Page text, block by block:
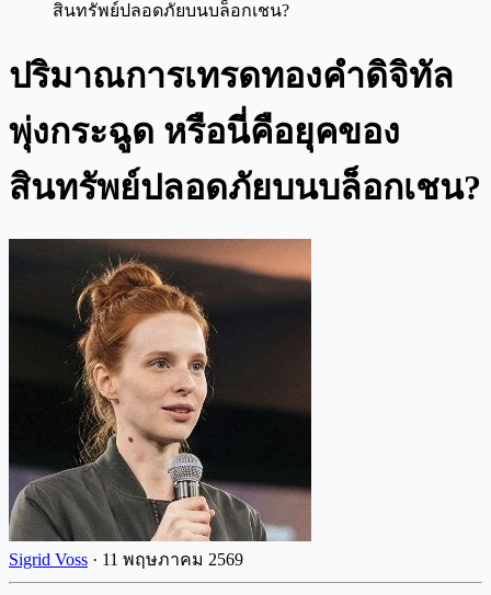
สินทรัพย์ปลอดภัยบนบล็อกเชน?
ปริมาณการเทรดทองคำดิจิทัล
พุ่งกระฉูด หรือนี่คือยุคของ
สินทรัพย์ปลอดภัยบนบล็อกเชน?
Sigrid Voss · 11 พฤษภาคม 2569